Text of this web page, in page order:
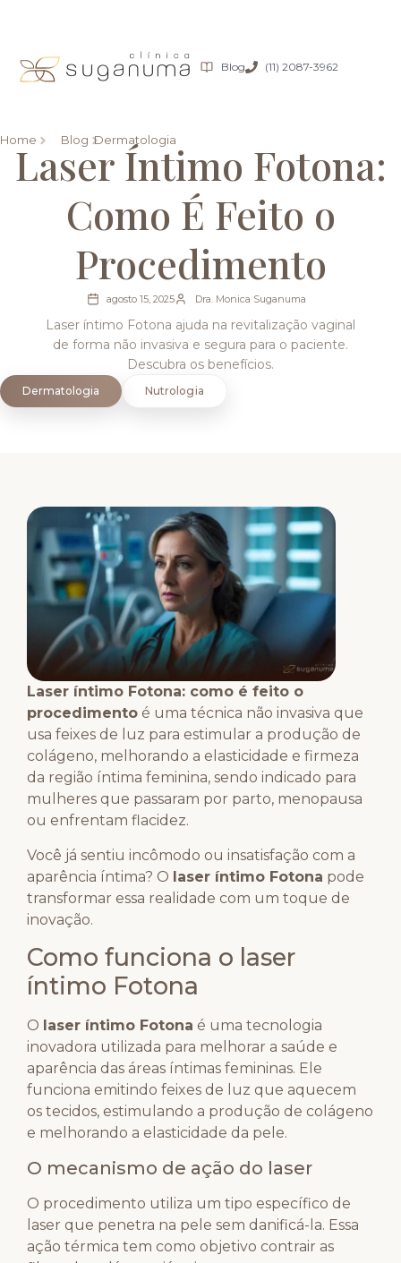
Blog (11) 2087-3962
Home Blog Dermatologia
Laser Íntimo Fotona:
Como É Feito o
Procedimento
agosto 15, 2025 Dra. Monica Suganuma
Laser íntimo Fotona ajuda na revitalização vaginal
de forma não invasiva e segura para o paciente.
Descubra os benefícios.
Dermatologia Nutrologia
Laser íntimo Fotona: como é feito o
procedimento é uma técnica não invasiva que
usa feixes de luz para estimular a produção de
colágeno, melhorando a elasticidade e firmeza
da região íntima feminina, sendo indicado para
mulheres que passaram por parto, menopausa
ou enfrentam flacidez.
Você já sentiu incômodo ou insatisfação com a
aparência íntima? O laser íntimo Fotona pode
transformar essa realidade com um toque de
inovação.
Como funciona o laser
íntimo Fotona
O laser íntimo Fotona é uma tecnologia
inovadora utilizada para melhorar a saúde e
aparência das áreas íntimas femininas. Ele
funciona emitindo feixes de luz que aquecem
os tecidos, estimulando a produção de colágeno
e melhorando a elasticidade da pele.
O mecanismo de ação do laser
O procedimento utiliza um tipo específico de
laser que penetra na pele sem danificá-la. Essa
ação térmica tem como objetivo contrair as